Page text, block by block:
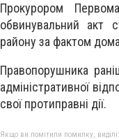
Прокурором
обвинувальний акт
району за фактом
Правопорушника
адміністративної
свої протиправні дії.
Якщо ви помітили помилку,